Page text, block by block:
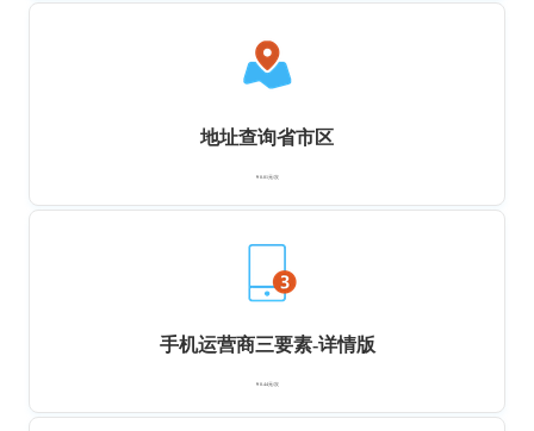
地址查询省市区
￥0.01元/次
手机运营商三要素-详情版
￥0.44元/次